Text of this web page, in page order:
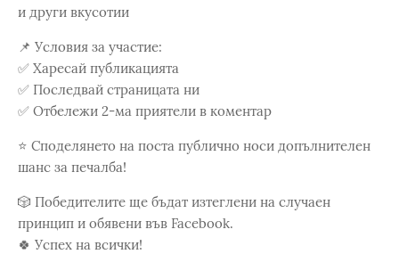
и други вкусотии
📌 Условия за участие:
✅ Харесай публикацията
✅ Последвай страницата ни
✅ Отбележи 2-ма приятели в коментар
⭐ Споделянето на поста публично носи допълнителен
шанс за печалба!
🎲 Победителите ще бъдат изтеглени на случаен
принцип и обявени във Facebook.
🍀 Успех на всички!